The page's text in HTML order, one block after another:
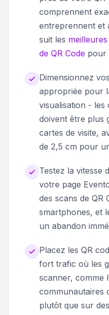
comprennent
entreprennent et
suit les
de QR Code pour
Dimensionnez
appropriée pour
visualisation - les
doivent être plus
cartes de visite,
de 2,5 cm pour
Testez la vitesse
votre page
des scans de QR
smartphones, et
un abandon
Placez les QR
fort trafic où les
scanner, comme
communautaires
plutôt que sur